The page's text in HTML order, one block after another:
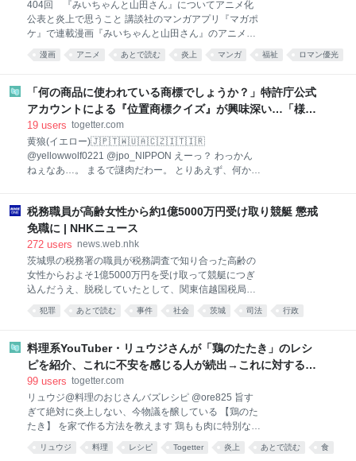
情、優しさを通して人生に触れた多くの人々にとっ
て、彼の存在はかけがえのないものであり、その死は
大きな喪失となることでしょう。 この困難な時期に、
ウィリアムの家族と親しい友人たちのプライバシーを
404回 『みいちゃんと山田さん』についてアニメ化
公表と炎上で思うこと 講談社のマンガアプリ『マガポ
ケ』で連載漫画『みいちゃんと山田さん』のアニメ化
されるという情報が発表され、どういうプラットホー
ムで公開され、どういうスタッフで製作されるか不明
は議論が盛り上がっている。 アニメ化に関する詳細に
ついてはわかっていないが、スポンサーの問題等を考
えれば地上波アニメではなくNetflixのような配信サー
ビスで製作されるのではないかと思う。 この作品につ
いてはこの連載で過去に触れたことがある（『みいち
ゃんと山田さん』について思うこと：ロマン優光連載
368）ので、改めて自分の評価を書くことはしないが
や取材などで得た水商売や風俗、パパ活等に従事する
人や客の極端で不快なエピソードを過剰に積み込み、
体裁程度の
漫画 アニメ あとで読む 炎上 マンガ 福祉 ロマン優光
「何の商品に使われている商標でしょうか？」特許庁公式
アカウントによる『位置商標クイズ』が興味深い…「様々
な種類の味」があるあの商品のパッケージ、あれって商標
なんだ！
19 users togetter.com
黄狼(イエロー)🇯🇵🇹🇼🇺🇦🇨🇿🇮🇹🇮🇷
@yellowwolf0221 @jpo_NIPPON えーっ？ わっかん
ねぇなあ…。 まるで謎肉だわー。 とりあえず、何かの
あ。 迷うなあ。プレーンなのとシーフードとカレーの
どれにするかくらいに迷うなあ。 ３分待ってもらって
いいですか？ 2026-08-07 10:19:00
税務職員が高齢女性から約1億5000万円受け取り競艇 懲戒
免職に | NHKニュース
272 users news.web.nhk
茨城県の税務署の職員が税務調査で知り合った高齢の
女性からおよそ1億5000万円を受け取って競艇につぎ
込んだうえ、脱税していたとして、関東信越国税局は
懲戒免職の処分にしました。 懲戒免職になったのは…
犯罪 あとで読む 事件 社会 茨城 司法 行政
料理系YouTuber・リュウジさんが「鶏のたたき」のレシ
ピを紹介、これに不安を感じる人が続出→これに対するリ
ュウジさんの回答「頼む、料理はレシピ通りに作れ」
99 users togetter.com
リュウジ@料理のおじさんバズレシピ @ore825 旨す
ぎて絶対に炎上しない、今物議を醸している 【鶏のた
たき】 を家で作る方法を教えます 鶏もも肉に特別な処
理をして大葉やみょうがなどの薬味と一緒にいただき
ます 夏に食うとたまりません この調理法、絶対覚えた
リュウジ 料理 レシピ Togetter 炎上 あとで読む 食